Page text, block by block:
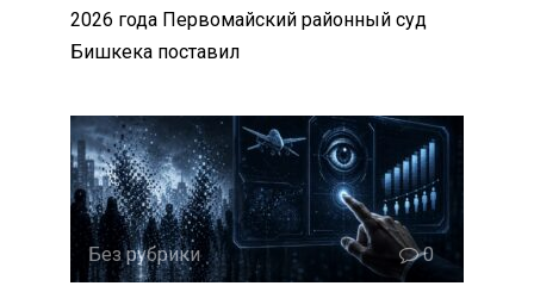
2026 года Первомайский районный суд
Бишкека поставил
Без рубрики 0